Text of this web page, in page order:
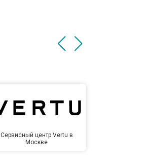
Сервисный центр Vertu в
Москве